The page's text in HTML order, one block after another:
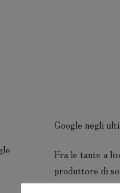
Google negli
Fra le tante a
produttore di